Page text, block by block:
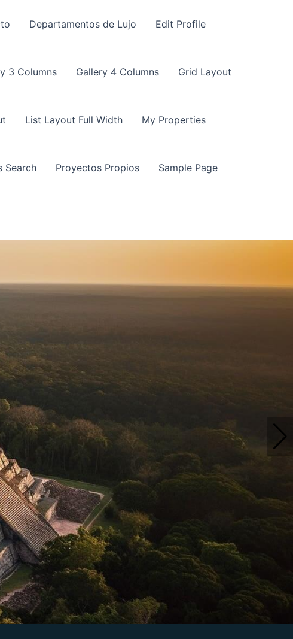
Departamentos de Lujo Edit Profile
3 Columns Gallery 4 Columns Grid Layout
List Layout Full Width My Properties
Search Proyectos Propios Sample Page